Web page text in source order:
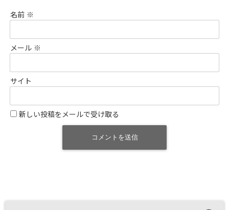
名前 ※
メール ※
サイト
新しい投稿をメールで受け取る